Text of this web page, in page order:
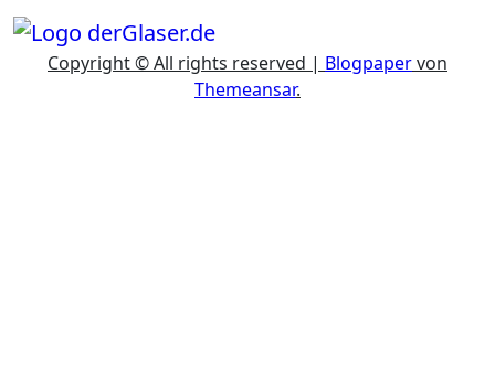
Copyright © All rights reserved | Blogpapervon
Themeansar.